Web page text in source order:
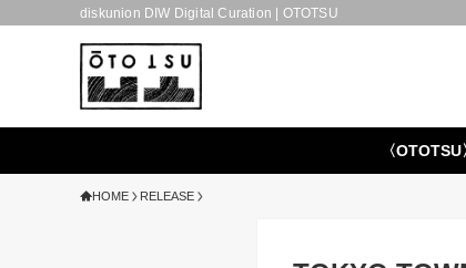
diskunion DIW Digital Curation | OTOTSU
〈
HOME RELEASE